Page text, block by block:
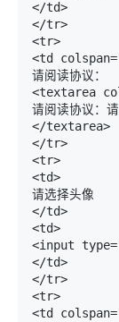
</td>
</tr>
<tr>
<td
请阅读协议：
<textarea
请阅读协议：
</textarea>
</tr>
<tr>
<td>
请选择头像
</td>
<td>
<input
</td>
</tr>
<tr>
<td